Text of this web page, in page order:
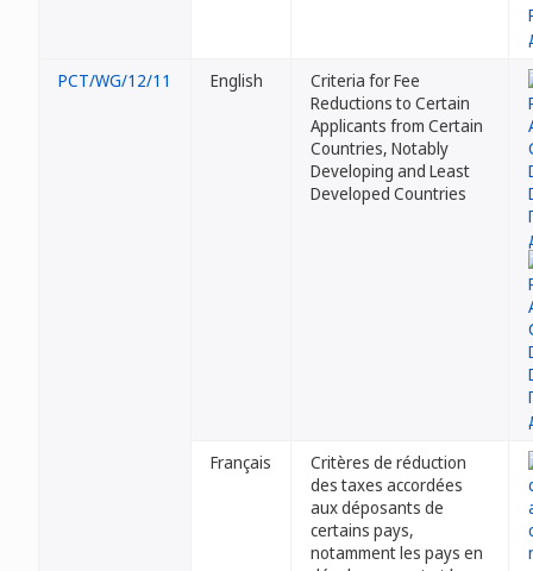
PCT/WG/12/11 English
Criteria for Fee
Reductions to Certain
Applicants from Certain
Countries, Notably
Developing and Least
Developed Countries
Français
Critères de réduction
des taxes accordées
aux déposants de
certains pays,
notamment les pays en